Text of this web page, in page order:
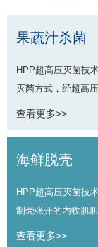
果蔬汁杀菌
HPP超高压灭菌技
灭菌方式，经超高
查看更多>>
海鲜脱壳
HPP超高压灭菌技
制壳张开的内收肌
查看更多>>